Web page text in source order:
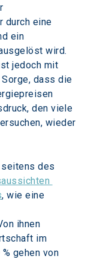
durch eine
ein
wird.
jedoch mit
dass die
den viele
wieder
des
, wie eine
ihnen
im
gehen von